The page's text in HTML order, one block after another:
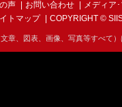
声 お問い合わせ
メディア
トマップ COPYRIGHT ©
章、図表、画像、写真等すべて